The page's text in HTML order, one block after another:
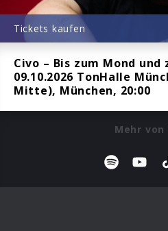
Civo – Bis zum Mond und
09.10.2026 TonHalle
Mitte), München, 20:00
Tickets kaufen
Mehr von